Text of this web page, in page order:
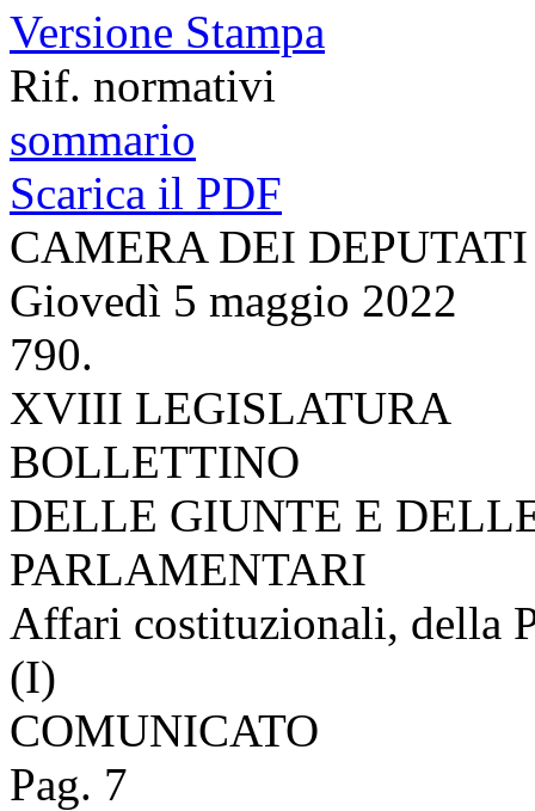
Versione Stampa
Rif. normativi
sommario
Scarica il PDF
CAMERA DEI DEPUTATI
Giovedì 5 maggio 2022
790.
XVIII LEGISLATURA
BOLLETTINO
DELLE GIUNTE E
PARLAMENTARI
Affari costituzionali, della
(I)
COMUNICATO
Pag. 7